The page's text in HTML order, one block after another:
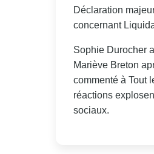
Déclaration
concernant
Sophie Durocher
Mariève Breton
commenté à Tout
réactions
sociaux.